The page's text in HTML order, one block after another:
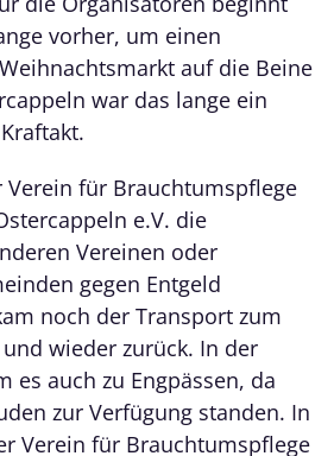
vorher, um einen
auf die Beine
war das lange ein
Verein für Brauchtumspflege
e.V. die
Vereinen oder
gegen Entgeld
noch der Transport zum
wieder zurück. In der
es auch zu Engpässen, da
zur Verfügung standen. In
Verein für Brauchtumspflege